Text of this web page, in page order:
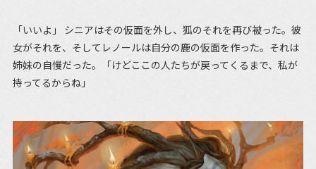
「いいよ」 シニアはその仮面を外し、狐のそれを再び被った。彼
女がそれを、そしてレノールは自分の鹿の仮面を作った。それは
姉妹の自慢だった。「けどここの人たちが戻ってくるまで、私が
持ってるからね」